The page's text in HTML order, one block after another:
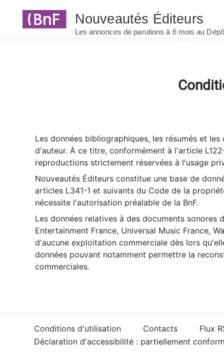
Les données bibliographiques, les résumés et
d'auteur. À ce titre, conformément à l'article
reproductions strictement réservées à l'usage
Nouveautés Éditeurs constitue une base de
articles L341-1 et suivants du Code de la
nécessite l'autorisation préalable de la BnF.
Les données relatives à des documents sonores
Entertainment France, Universal Music France,
d'aucune exploitation commerciale dès lors
données pouvant notamment permettre la
commerciales.
Conditions d'utilisation Contacts
Flux
Déclaration d'accessibilité : partiellement